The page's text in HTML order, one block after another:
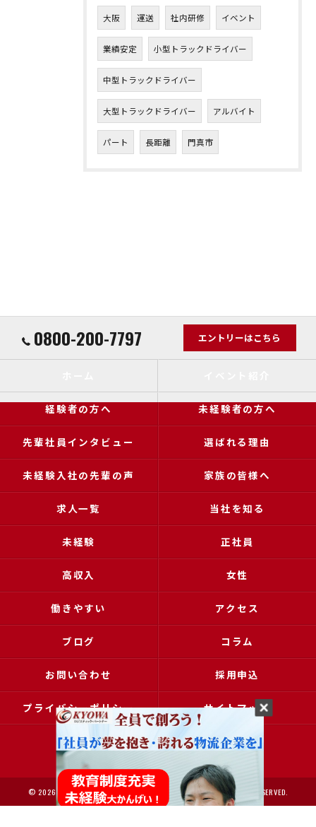
大阪 運送 社内研修 イベント
業績安定 小型トラックドライバー
中型トラックドライバー
大型トラックドライバー アルバイト
パート 長距離 門真市
0800-200-7797 エントリーはこちら
経験者の方へ 未経験者の方へ
先輩社員インタビュー 選ばれる理由
未経験入社の先輩の声 家族の皆様へ
求人一覧 当社を知る
未経験 正社員
高収入 女性
働きやすい アクセス
ブログ コラム
お問い合わせ 採用申込
プライバシーポリシー サイトマップ
© 2026 大阪で運送の求人なら協和運送株式会社 ALL RIGHTS RESERVED.